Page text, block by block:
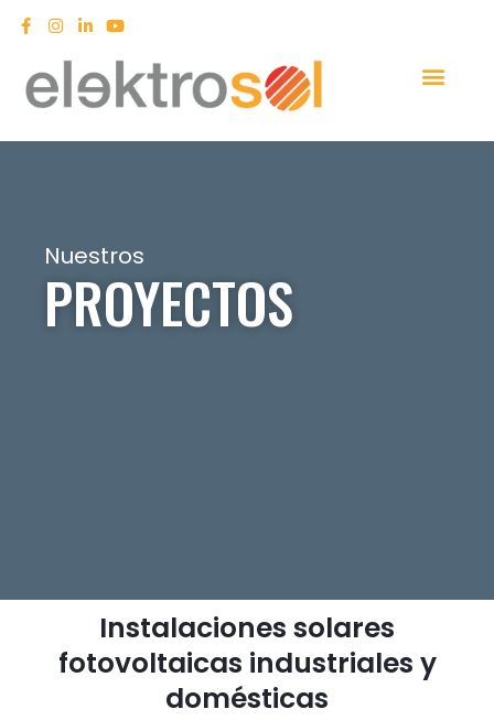
Nuestros
PROYECTOS
Instalaciones solares
fotovoltaicas industriales y
domésticas